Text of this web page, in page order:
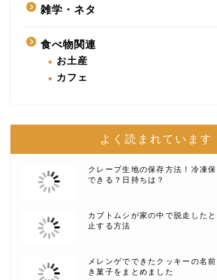
雑学・ネタ
食べ物関連
お土産
カフェ
よく読まれています
クレープ生地の保存方法！冷凍
できる？日持ちは？
カブトムシが家の中で脱走した
止する方法
メレンゲでできたクッキーの名
き菓子をまとめました